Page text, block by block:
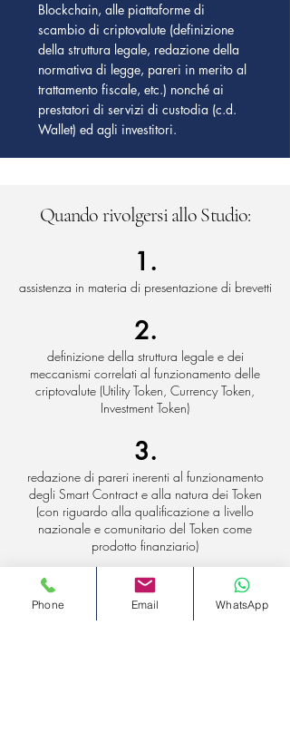
Blockchain, alle piattaforme di
scambio di criptovalute (definizione
della struttura legale, redazione della
normativa di legge, pareri in merito al
trattamento fiscale, etc.) nonché ai
prestatori di servizi di custodia (c.d.
Wallet) ed agli investitori.
Quando rivolgersi allo Studio:
1.
assistenza in materia di presentazione di brevetti
2.
definizione della struttura legale e dei
meccanismi correlati al funzionamento delle
criptovalute (Utility Token, Currency Token,
Investment Token)
3.
redazione di pareri inerenti al funzionamento
degli Smart Contract e alla natura dei Token
(con riguardo alla qualificazione a livello
nazionale e comunitario del Token come
prodotto finanziario)
4.
redazione di White Paper
Phone Email WhatsApp